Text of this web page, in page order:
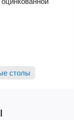
столы